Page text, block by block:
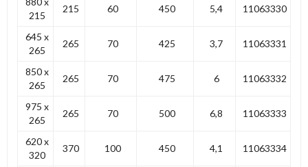
215
215 60 450 5,4 11063330
645 x
265
265 70 425 3,7 11063331
850 x
265
265 70 475 6 11063332
975 x
265
265 70 500 6,8 11063333
620 x
320
370 100 450 4,1 11063334